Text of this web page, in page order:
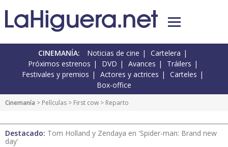
CINEMANÍA: Noticias de cine
Cartelera
Próximos estrenos
DVD Avances
Tráilers
Festivales y premios
Actores y actrices
Carteles
Box-office
Cinemanía > Películas > First cow > Reparto
Destacado: Tom Holland y Zendaya en 'Spider-man: Brand new
day'